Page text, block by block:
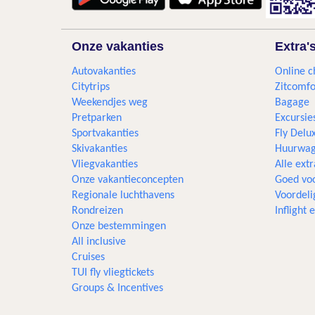
Onze vakanties
Autovakanties
Citytrips
Weekendjes weg
Pretparken
Sportvakanties
Skivakanties
Vliegvakanties
Onze vakantieconcepten
Regionale luchthavens
Rondreizen
Onze bestemmingen
All inclusive
Cruises
TUI fly vliegtickets
Groups & Incentives
Online
Bagage
Fly
Alle
Goed
Inflight